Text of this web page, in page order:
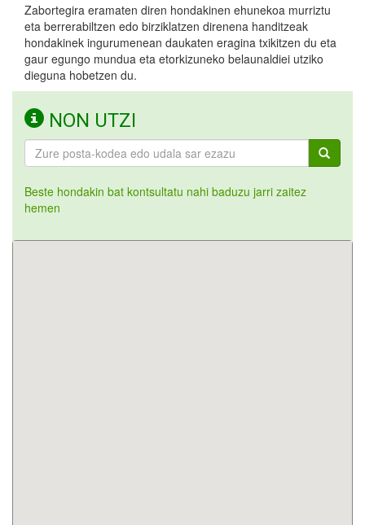
Zabortegira eramaten diren hondakinen ehunekoa murriztu
eta berrerabiltzen edo birziklatzen direnena handitzeak
hondakinek ingurumenean daukaten eragina txikitzen du eta
gaur egungo mundua eta etorkizuneko belaunaldiei utziko
dieguna hobetzen du.
NON UTZI
Beste hondakin bat kontsultatu nahi baduzu jarri zaitez
hemen